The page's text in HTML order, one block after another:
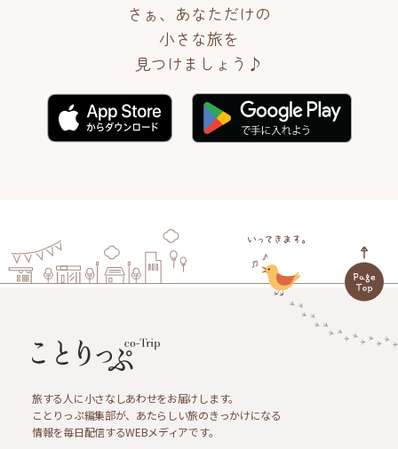
さぁ、あなただけの
小さな旅を
見つけましょう♪
旅する人に小さなしあわせをお届けします。
ことりっぷ編集部が、あたらしい旅のきっかけになる
情報を毎日配信するWEBメディアです。